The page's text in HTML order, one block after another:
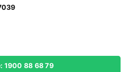
1900 88 68 79